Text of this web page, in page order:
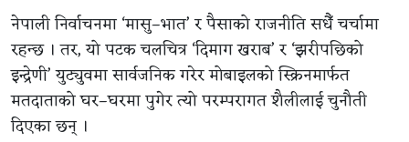
नेपाली निर्वाचनमा ‘मासु–भात’ र पैसाको राजनीति सधैँ चर्चामा
रहन्छ । तर, यो पटक चलचित्र ‘दिमाग खराब’ र ‘झरीपछिको
इन्द्रेणी’ युट्युवमा सार्वजनिक गरेर मोबाइलको स्क्रिनमार्फत
मतदाताको घर–घरमा पुगेर त्यो परम्परागत शैलीलाई चुनौती
दिएका छन् ।